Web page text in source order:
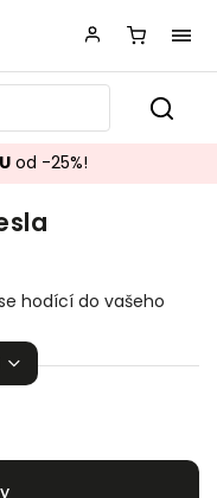
od -25%!
hodící do vašeho